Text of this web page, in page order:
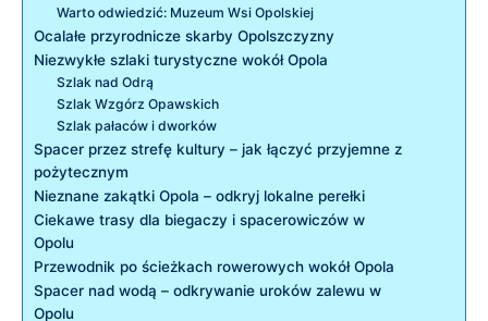
Warto odwiedzić: Muzeum Wsi Opolskiej
Ocalałe‌ przyrodnicze skarby ​Opolszczyzny
Niezwykłe szlaki turystyczne‌ wokół Opola
Szlak ​nad Odrą
Szlak Wzgórz Opawskich
Szlak pałaców i dworków
Spacer przez strefę kultury – jak ⁤łączyć przyjemne z
pożytecznym
Nieznane zakątki⁣ Opola – odkryj lokalne perełki
Ciekawe trasy⁢ dla biegaczy i spacerowiczów w
Opolu
Przewodnik po ścieżkach rowerowych ‍wokół Opola
Spacer nad‌ wodą‍ – odkrywanie uroków zalewu ‌w
Opolu